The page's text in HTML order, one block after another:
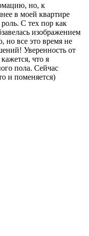
но, к
в моей квартире
С тех пор как
изображением
но все это время не
Уверенность от
что я
пола. Сейчас
и поменяется)